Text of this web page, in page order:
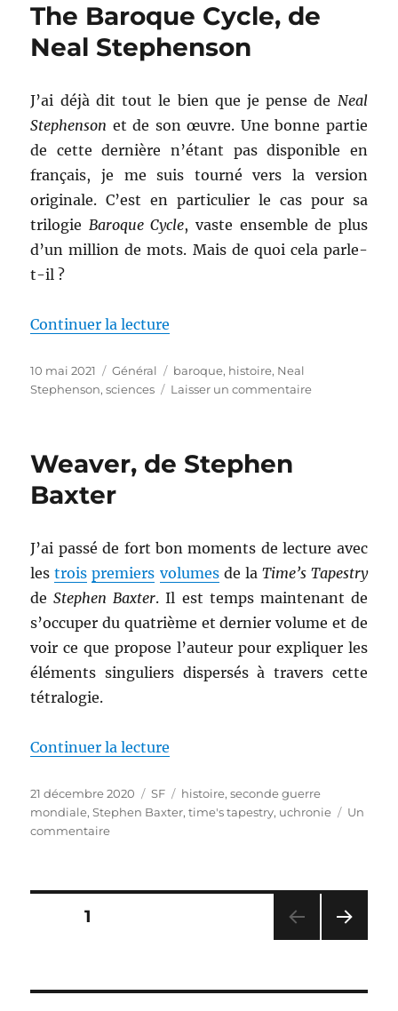
Rhin,
Cédric
Mas
The Baroque Cycle, de
Neal Stephenson
J’ai déjà dit tout le bien que je pense de Neal
Stephenson et de son œuvre. Une bonne partie
de cette dernière n’étant pas disponible en
français, je me suis tourné vers la version
originale. C’est en particulier le cas pour sa
trilogie Baroque Cycle, vaste ensemble de plus
d’un million de mots. Mais de quoi cela parle-
t-il ?
Continuer la lecture
Publié
le
10 mai 2021 Catégories
Général Étiquettes
baroque, histoire, Neal
Stephenson,sciences Laisser un commentairesur
Weaver, de Stephen
Baxter
J’ai passé de fort bon moments de lecture avec
lestrois premiers volumesde la Time’s Tapestry
deStephen Baxter. Il est temps maintenant de
s’occuper du quatrième et dernier volume et de
voir ce que propose l’auteur pour expliquer les
éléments singuliers dispersés à travers cette
tétralogie.
Continuer la lecture
Publié
le
21 décembre 2020 Catégories
SF Étiquettes
histoire,seconde guerre
mondiale,Stephen Baxter,time's tapestry, uchronie
Un
commentairesur
Pagination
publications
PAGE1
ANT